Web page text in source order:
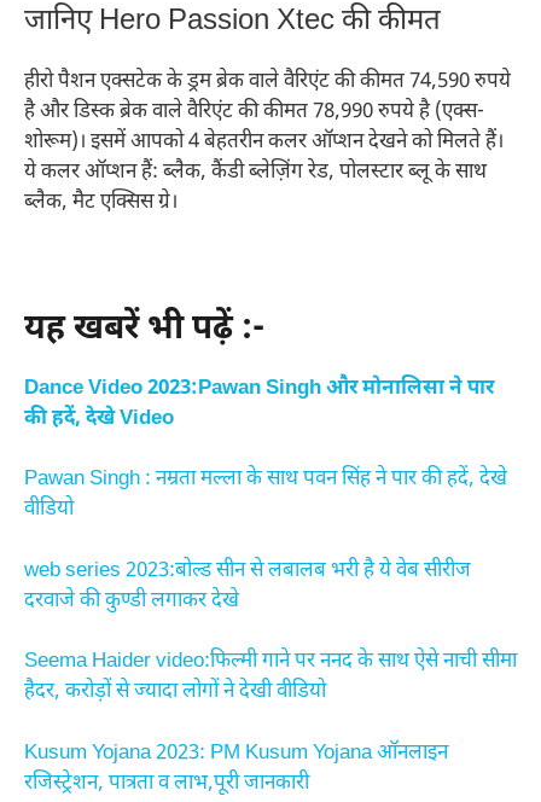
जानिए Hero Passion Xtec की कीमत
हीरो पैशन एक्सटेक के ड्रम ब्रेक वाले वैरिएंट की कीमत 74,590 रुपये
है और डिस्क ब्रेक वाले वैरिएंट की कीमत 78,990 रुपये है (एक्स-
शोरूम)। इसमें आपको 4 बेहतरीन कलर ऑप्शन देखने को मिलते हैं।
ये कलर ऑप्शन हैं: ब्लैक, कैंडी ब्लेज़िंग रेड, पोलस्टार ब्लू के साथ
ब्लैक, मैट एक्सिस ग्रे।
यह खबरें भी पढ़ें :-
Dance Video 2023:Pawan Singh और मोनालिसा ने पार
की हदें, देखे Video
Pawan Singh : नम्रता मल्ला के साथ पवन सिंह ने पार की हदें, देखे
वीडियो
web series 2023:बोल्ड सीन से लबालब भरी है ये वेब सीरीज
दरवाजे की कुण्डी लगाकर देखे
Seema Haider video:फिल्मी गाने पर ननद के साथ ऐसे नाची सीमा
हैदर, करोड़ों से ज्यादा लोगों ने देखी वीडियो
Kusum Yojana 2023: PM Kusum Yojana ऑनलाइन
रजिस्ट्रेशन, पात्रता व लाभ,पूरी जानकारी